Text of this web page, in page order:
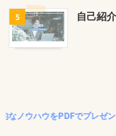
5 自己紹介
ウをPDFでプレゼント中！